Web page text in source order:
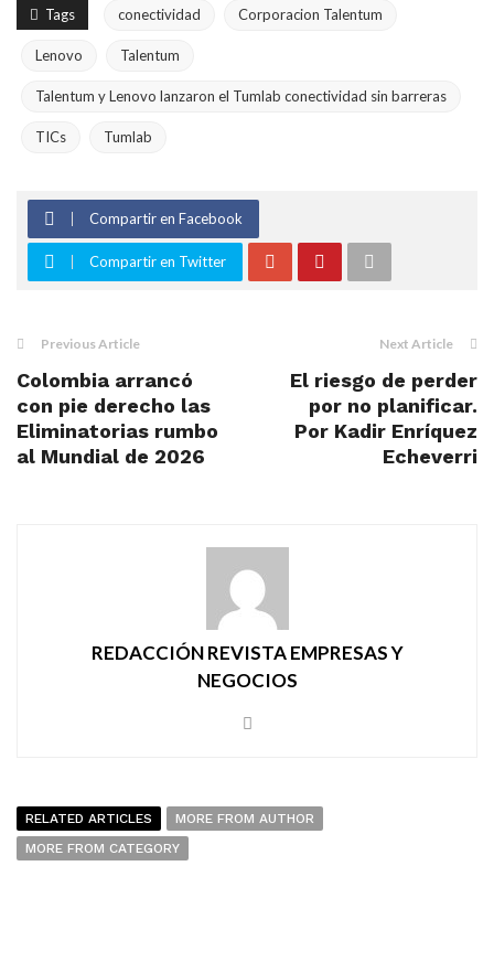
Tags conectividad Corporacion Talentum
Lenovo Talentum
Talentum y Lenovo lanzaron el Tumlab conectividad sin barreras
TICs Tumlab
Compartir en Facebook
Compartir en Twitter
Previous Article
Colombia arrancó
con pie derecho las
Eliminatorias rumbo
al Mundial de 2026
Next Article
El riesgo de perder
por no planificar.
Por Kadir Enríquez
Echeverri
REDACCIÓN REVISTA EMPRESAS Y
NEGOCIOS
RELATED ARTICLES
MORE FROM AUTHOR
MORE FROM CATEGORY